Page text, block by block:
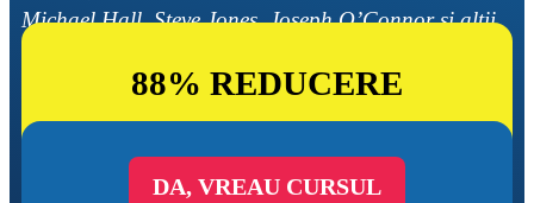
Michael Hall, Steve Jones, Joseph O’Connor și alții.
88% REDUCERE
DA, VREAU CURSUL